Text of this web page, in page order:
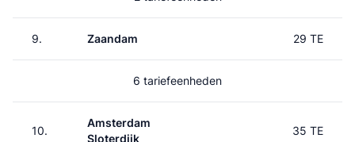
9. Zaandam 29 TE
6 tariefeenheden
10.
Amsterdam
Sloterdijk
35 TE